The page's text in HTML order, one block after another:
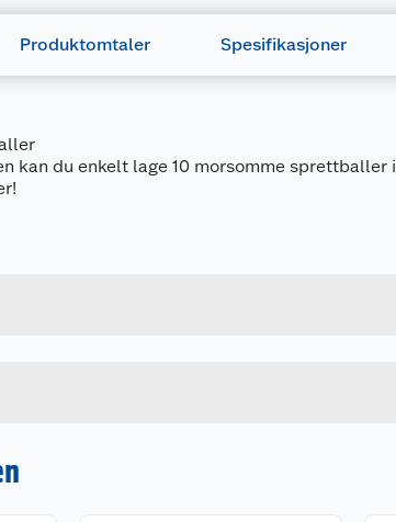
Produktomtaler Spesifikasjoner
kan du enkelt lage 10 morsomme sprettballer i